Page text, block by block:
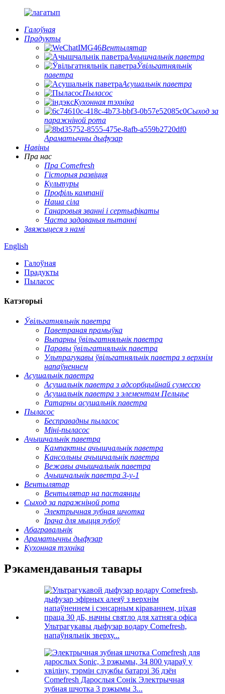
Галоўная
Прадукты
Вентылятар
Ачышчальнік паветра
Ўвільгатняльнік
паветра
Асушальнік паветра
Пыласос
Кухонная тэхніка
Сыход за
паражніной рота
Араматычны дыфузар
Навіны
Пра нас
Пра Comefresh
Гісторыя развіцця
Культуры
Профіль кампаніі
Наша сіла
Ганаровыя званні і сертыфікаты
Часта задаваныя пытанні
Звяжыцеся з намі
English
Галоўная
Прадукты
Пыласос
Катэгорыі
Ўвільгатняльнік паветра
Паветраная прамыўка
Выпарны ўвільгатняльнік паветра
Паравы ўвільгатняльнік паветра
Ультрагукавы ўвільгатняльнік паветра з верхнім
напаўненнем
Асушальнік паветра
Асушальнік паветра з адсорбцыйнай сумессю
Асушальнік паветра з элементам Пельцье
Ратарны асушальнік паветра
Пыласос
Бесправадны пыласос
Міні-пыласос
Ачышчальнік паветра
Кампактны ачышчальнік паветра
Кансольны ачышчальнік паветра
Вежавы ачышчальнік паветра
Ачышчальнік паветра 3-у-1
Вентылятар
Вентылятар на пастаянцы
Сыход за паражніной рота
Электрычная зубная шчотка
Ірача для мыцця зубоў
Абагравальнік
Араматычны дыфузар
Кухонная тэхніка
Рэкамендаваныя тавары
Ультрагукавы дыфузар водару Comefresh,
напаўняльнік зверху...
Comefresh Дарослыя Сонік Электрычная
зубная шчотка 3 рэжымы 3...